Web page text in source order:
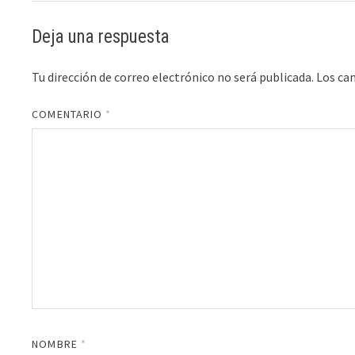
Deja una respuesta
Tu dirección de correo electrónico no será publicada. Los
COMENTARIO *
NOMBRE *